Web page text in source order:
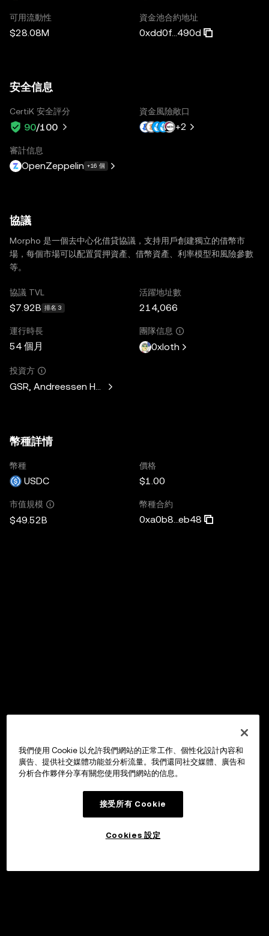
可用流動性
$28.08M
資金池合約地址
0xdd0f...490d
安全信息
CertiK 安全評分
90/100
資金風險敞口
+2
審計信息
OpenZeppelin +16 個
協議
Morpho 是一個去中心化借貸協議，支持用戶創建獨立的借幣市
場，每個市場可以配置質押資產、借幣資產、利率模型和風險參數
等。
協議 TVL
$7.92B 排名 3
活躍地址數
214,066
運行時長
54 個月
團隊信息
0xloth
投資方
GSR, Andreessen Horowitz, Mechanism Capital, Variant
幣種詳情
幣種
USDC
價格
$1.00
市值規模
$49.52B
幣種合約
0xa0b8...eb48
我們使用 Cookie 以允許我們網站的正常工作、個性化設計內容和
廣告、提供社交媒體功能並分析流量。我們還同社交媒體、廣告和
分析合作夥伴分享有關您使用我們網站的信息。
接受所有 Cookie
Cookies 設定